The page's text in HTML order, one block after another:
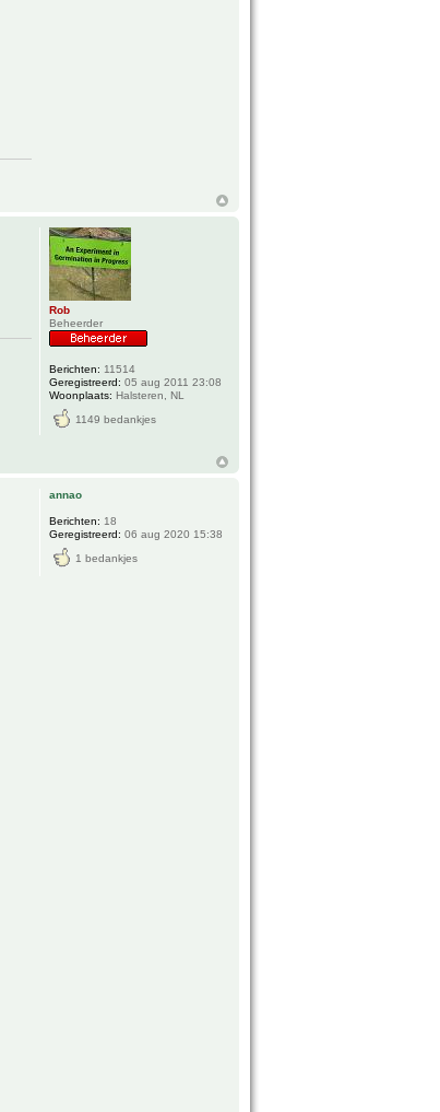
Rob
Beheerder
Berichten: 11514
Geregistreerd: 05 aug 2011 23:08
Woonplaats: Halsteren, NL
1149 bedankjes
annao
Berichten: 18
Geregistreerd: 06 aug 2020 15:38
1 bedankjes